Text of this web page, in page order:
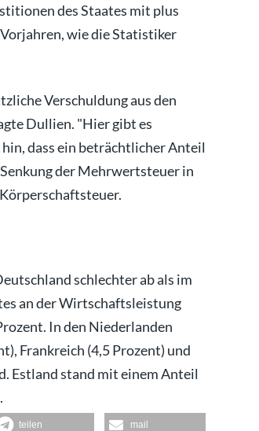
des Staates mit plus
wie die Statistiker
Verschuldung aus den
Dullien. "Hier gibt es
dass ein beträchtlicher Anteil
der Mehrwertsteuer in
schlechter ab als im
an der Wirtschaftsleistung
In den Niederlanden
Frankreich (4,5 Prozent) und
Estland stand mit einem Anteil
teilen mail